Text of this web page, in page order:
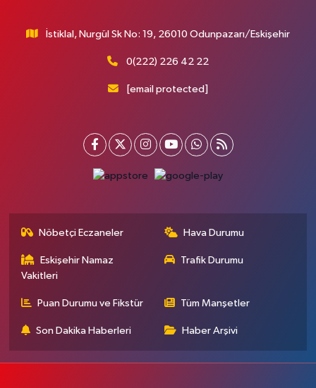
İstiklal, Nurgül Sk No: 19, 26010 Odunpazarı/Eskişehir
0(222) 226 42 22
[email protected]
Nöbetçi Eczaneler Hava Durumu
Eskişehir Namaz
Vakitleri
Trafik Durumu
Puan Durumu ve Fikstür Tüm Manşetler
Son Dakika Haberleri Haber Arşivi